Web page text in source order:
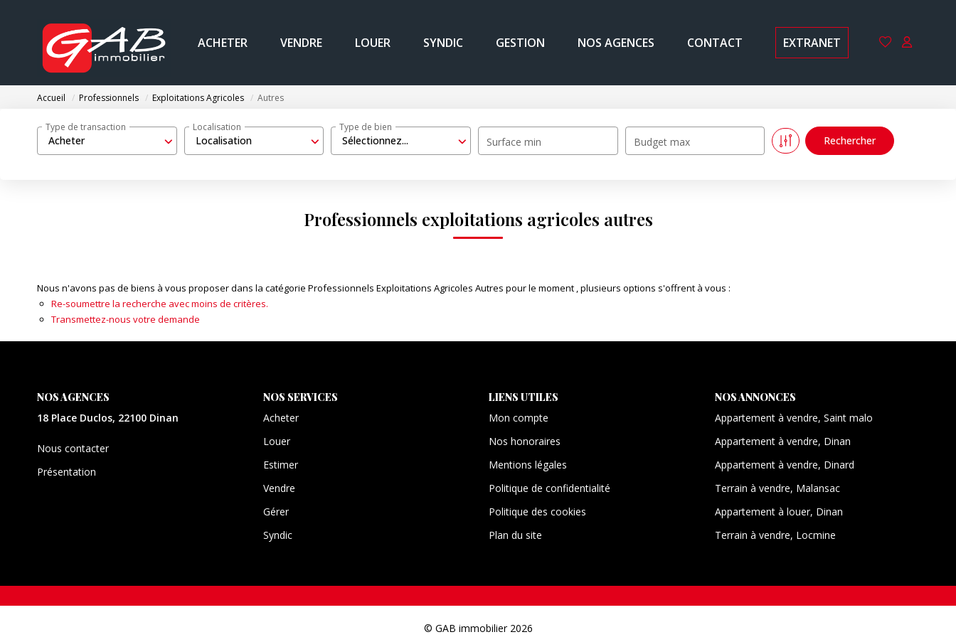
ACHETER VENDRE LOUER SYNDIC GESTION NOS AGENCES CONTACT EXTRANET
Accueil Professionnels Exploitations Agricoles Autres
Acheter
Type de transaction
Localisation
Localisation
Sélectionnez...
Type de bien
Surface min Budget max
Professionnels exploitations agricoles autres
Nous n'avons pas de biens à vous proposer dans la catégorie Professionnels Exploitations Agricoles Autres pour le moment , plusieurs options s'offrent à vous :
Re-soumettre la recherche avec moins de critères.
Transmettez-nous votre demande
NOS AGENCES
18 Place Duclos, 22100 Dinan
Nous contacter
Présentation
NOS SERVICES
Acheter
Louer
Estimer
Vendre
Gérer
Syndic
LIENS UTILES
Mon compte
Nos honoraires
Mentions légales
Politique de confidentialité
Politique des cookies
Plan du site
NOS ANNONCES
Appartement à vendre, Saint malo
Appartement à vendre, Dinan
Appartement à vendre, Dinard
Terrain à vendre, Malansac
Appartement à louer, Dinan
Terrain à vendre, Locmine
© GAB immobilier 2026